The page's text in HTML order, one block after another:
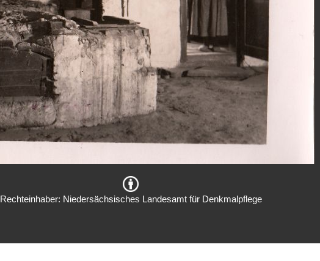
Rechteinhaber: Niedersächsisches Landesamt für Denkmalpflege